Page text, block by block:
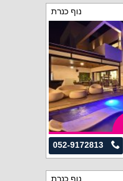
נוף כנרת
052-9172813
נוף כנרת